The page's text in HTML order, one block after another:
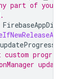
part of your
updateProgress
progress
updates.